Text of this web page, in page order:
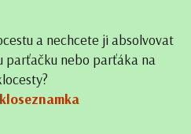
a nechcete ji absolvovat
parťačku nebo parťáka na